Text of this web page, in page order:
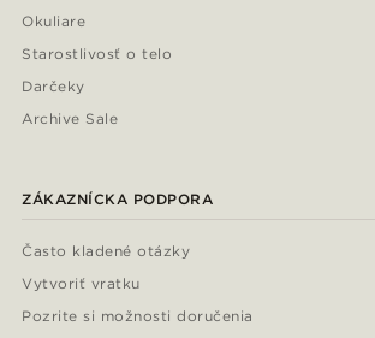
Okuliare
Starostlivosť o telo
Darčeky
Archive Sale
ZÁKAZNÍCKA PODPORA
Často kladené otázky
Vytvoriť vratku
Pozrite si možnosti doručenia